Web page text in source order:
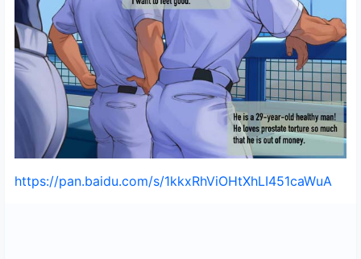
https://pan.baidu.com/s/1kkxRhViOHtXhLI451caWuA